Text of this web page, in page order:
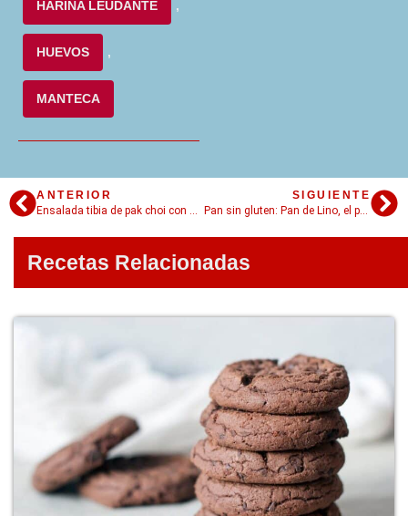
HARINA LEUDANTE ,
HUEVOS ,
MANTECA
ANTERIOR
Ensalada tibia de pak choi con aderezo de sésamo
SIGUIENTE
Pan sin gluten: Pan de Lino, el pan que ayuda a adelgazar
Recetas Relacionadas